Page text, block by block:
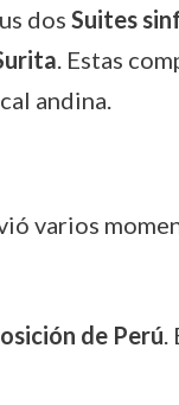
dos Suites
. Estas
andina.
varios
de Perú.